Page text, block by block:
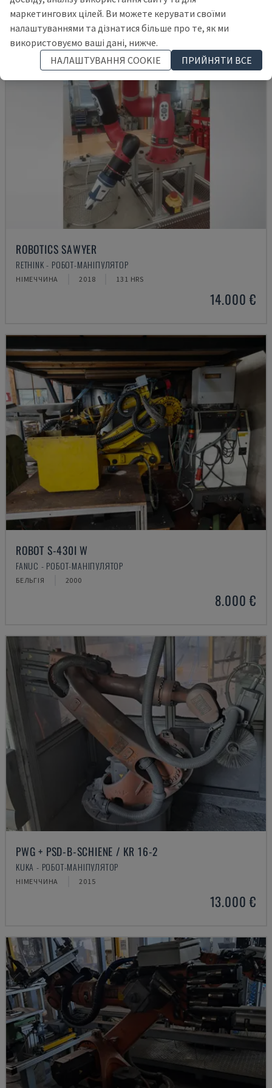
ROBOTICS SAWYER
RETHINK - РОБОТ-МАНІПУЛЯТОР
НІМЕЧЧИНА 2018 131 HRS
14.000 €
ROBOT S-430I W
FANUC - РОБОТ-МАНІПУЛЯТОР
БЕЛЬГІЯ 2000
8.000 €
PWG + PSD-B-SCHIENE / KR 16-2
KUKA - РОБОТ-МАНІПУЛЯТОР
НІМЕЧЧИНА 2015
13.000 €
маркетингових цілей. Ви можете керувати своїми
налаштуваннями та дізнатися більше про те, як ми
використовуємо ваші дані, нижче.
НАЛАШТУВАННЯ COOKIE
ПРИЙНЯТИ ВСЕ